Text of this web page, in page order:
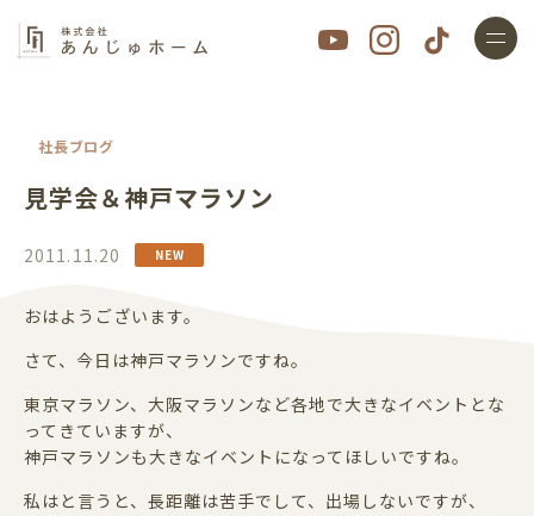
社長ブログ
見学会＆神戸マラソン
2011.11.20
おはようございます。
さて、今日は神戸マラソンですね。
東京マラソン、大阪マラソンなど各地で大きなイベントとな
ってきていますが、
神戸マラソンも大きなイベントになってほしいですね。
私はと言うと、長距離は苦手でして、出場しないですが、